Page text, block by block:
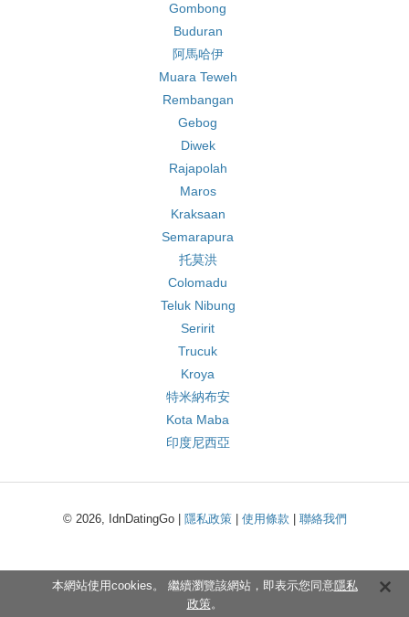
Gombong
Buduran
阿馬哈伊
Muara Teweh
Rembangan
Gebog
Diwek
Rajapolah
Maros
Kraksaan
Semarapura
托莫洪
Colomadu
Teluk Nibung
Seririt
Trucuk
Kroya
特米納布安
Kota Maba
印度尼西亞
© 2026, IdnDatingGo | 隱私政策| 使用條款 聯絡我們
本網站使用cookies。 繼續瀏覽該網站，即表示您同意隱私
政策。